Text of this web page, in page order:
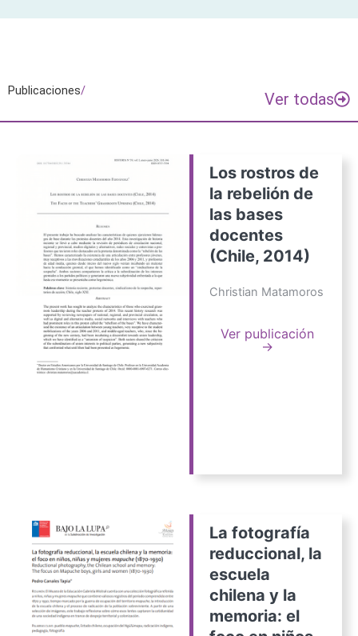
Publicaciones/ Ver todas
Los rostros de
la rebelión de
las bases
docentes
(Chile, 2014)
Christian Matamoros
Ver publicación
→
La fotografía
reduccional, la
escuela
chilena y la
memoria: el